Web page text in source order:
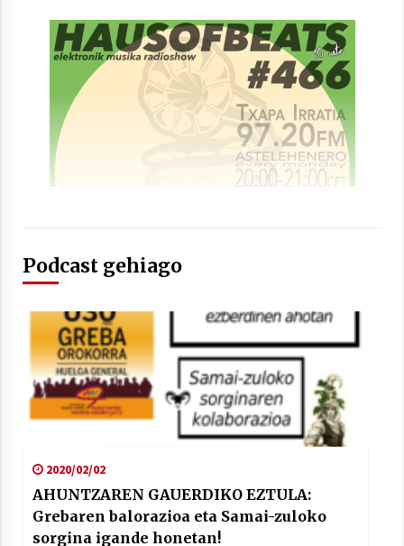
Arrosaren laburpen bideoa Hamaika
Telebistaren eskutik
Podcast gehiago
2020/02/02
AHUNTZAREN GAUERDIKO EZTULA:
Grebaren balorazioa eta Samai-zuloko
sorgina igande honetan!